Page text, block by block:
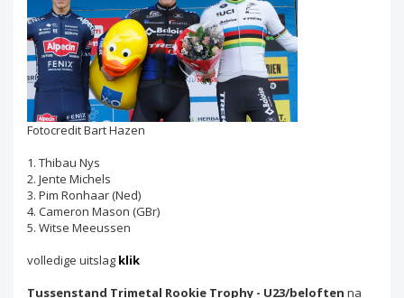
Fotocredit Bart Hazen
1. Thibau Nys
2. Jente Michels
3. Pim Ronhaar (Ned)
4. Cameron Mason (GBr)
5. Witse Meeussen
volledige uitslag klik
Tussenstand Trimetal Rookie Trophy - U23/beloften na